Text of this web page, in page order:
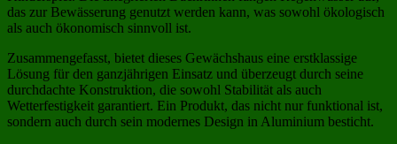
das zur Bewässerung genutzt werden kann, was sowohl ökologisch
als auch ökonomisch sinnvoll ist.
Zusammengefasst, bietet dieses Gewächshaus eine erstklassige
Lösung für den ganzjährigen Einsatz und überzeugt durch seine
durchdachte Konstruktion, die sowohl Stabilität als auch
Wetterfestigkeit garantiert. Ein Produkt, das nicht nur funktional ist,
sondern auch durch sein modernes Design in Aluminium besticht.